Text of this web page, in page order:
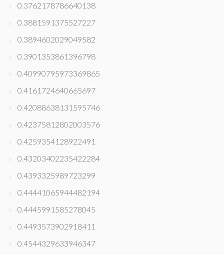
0.3762178786640138
0.3881591375527227
0.3894602029049582
0.3901353861396798
0.40990795973369865
0.4161724640665697
0.42088638131595746
0.42375812802003576
0.4259354128922491
0.43203402235422284
0.4393325989723299
0.44441065944482194
0.4445991585278045
0.4493573902918411
0.4544329633946347